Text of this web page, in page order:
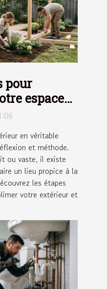
pour
espace
havre de
en véritable
et méthode.
ou vaste, il existe
un lieu propice à la
les étapes
votre extérieur et